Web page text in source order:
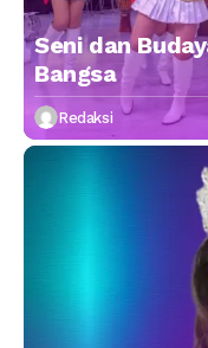
Seni dan
Bangsa
Redaksi